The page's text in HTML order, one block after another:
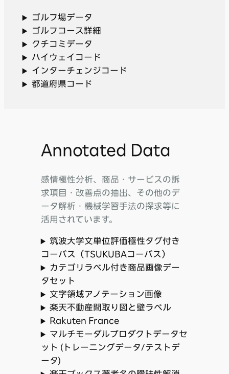
ゴルフ場データ
ゴルフコース詳細
クチコミデータ
ハイウェイコード
インターチェンジコード
都道府県コード
Annotated Data
感情極性分析、商品・サービスの訴
求項目・改善点の抽出、その他のデ
ータ解析・機械学習手法の探求等に
活用されています。
筑波大学文単位評価極性タグ付き
コーパス（TSUKUBAコーパス）
カテゴリラベル付き商品画像デー
タセット
文字領域アノテーション画像
楽天不動産間取り図と壁ラベル
Rakuten France
マルチモーダルプロダクトデータセ
ット (トレーニングデータ/テストデ
ータ)